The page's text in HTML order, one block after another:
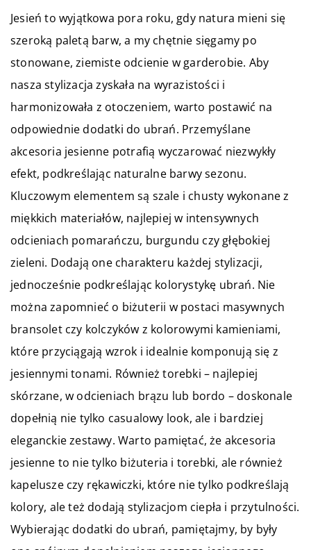
Jesień to wyjątkowa pora roku, gdy natura mieni się
szeroką paletą barw, a my chętnie sięgamy po
stonowane, ziemiste odcienie w garderobie. Aby
nasza stylizacja zyskała na wyrazistości i
harmonizowała z otoczeniem, warto postawić na
odpowiednie dodatki do ubrań. Przemyślane
akcesoria jesienne potrafią wyczarować niezwykły
efekt, podkreślając naturalne barwy sezonu.
Kluczowym elementem są szale i chusty wykonane z
miękkich materiałów, najlepiej w intensywnych
odcieniach pomarańczu, burgundu czy głębokiej
zieleni. Dodają one charakteru każdej stylizacji,
jednocześnie podkreślając kolorystykę ubrań. Nie
można zapomnieć o biżuterii w postaci masywnych
bransolet czy kolczyków z kolorowymi kamieniami,
które przyciągają wzrok i idealnie komponują się z
jesiennymi tonami. Również torebki – najlepiej
skórzane, w odcieniach brązu lub bordo – doskonale
dopełnią nie tylko casualowy look, ale i bardziej
eleganckie zestawy. Warto pamiętać, że akcesoria
jesienne to nie tylko biżuteria i torebki, ale również
kapelusze czy rękawiczki, które nie tylko podkreślają
kolory, ale też dodają stylizacjom ciepła i przytulności.
Wybierając dodatki do ubrań, pamiętajmy, by były